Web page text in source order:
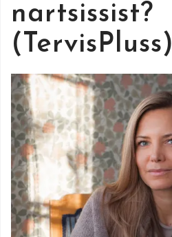
nartsissist?
(TervisPluss)